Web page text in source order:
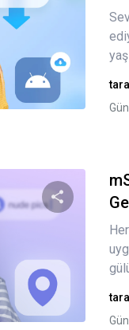
Bu
Twitter
Bu
Twitter